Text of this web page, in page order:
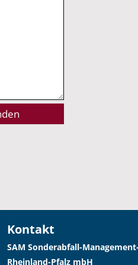
Kontakt
SAM Sonderabfall-
Rheinland-Pfalz mbH